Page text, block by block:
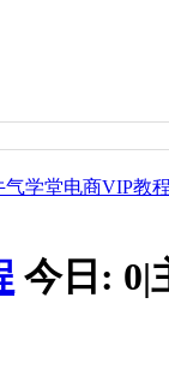
气学堂电商VIP教
今日: 0|